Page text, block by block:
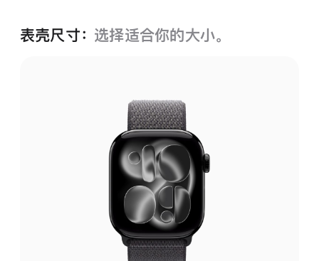
表壳尺寸： 选择适合你的大小。